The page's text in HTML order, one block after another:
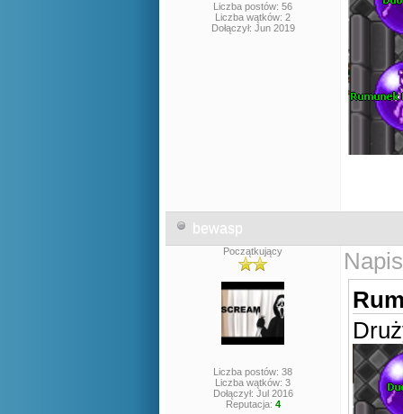
Liczba postów: 56
Liczba wątków: 2
Dołączył: Jun 2019
bewasp
Początkujący
Liczba postów: 38
Liczba wątków: 3
Dołączył: Jul 2016
Reputacja: 4